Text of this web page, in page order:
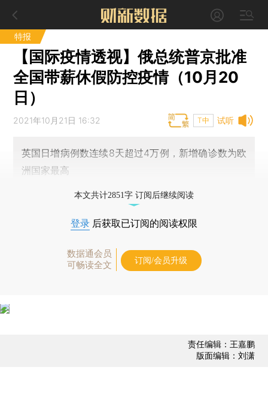
特报
【国际疫情透视】俄总统普京批准
全国带薪休假防控疫情（10月20
日）
试听
2021年10月21日 16:32 T中
英国日增病例数连续8天超过4万例，新增确诊数为欧
洲国家最高
本文共计2851字 订阅后继续阅读
登录 后获取已订阅的阅读权限
数据通会员
可畅读全文
订阅/会员升级
责任编辑：王嘉鹏
版面编辑：刘潇